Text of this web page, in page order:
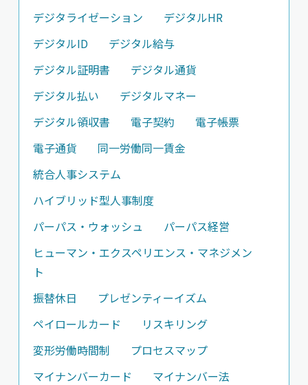
デジタライゼーション
デジタルHR
デジタルID
デジタル給与
デジタル証明書
デジタル通貨
デジタル払い
デジタルマネー
デジタル領収書
電子契約
電子帳票
電子通貨
同一労働同一賃金
統合人事システム
ハイブリッド型人事制度
パーパス・ウォッシュ
パーパス経営
ヒューマン・エクスペリエンス・マネジメン
ト
振替休日
プレゼンティーイズム
ペイロールカード
リスキリング
変形労働時間制
プロセスマップ
マイナンバーカード
マイナンバー法